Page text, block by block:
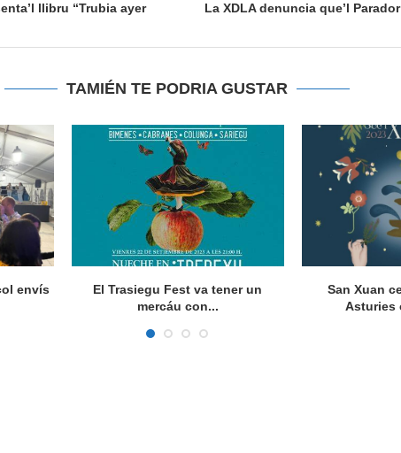
llibru “Trubia ayer
La XDLA denuncia que’l
TAMIÉN TE PODRIA GUSTAR
envís
El Trasiegu Fest va tener un
mercáu con...
San Xuan
Asturies